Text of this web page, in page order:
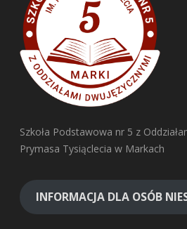
Szkoła Podstawowa nr 5 z
Prymasa Tysiąclecia w Markach
INFORMACJA DLA OSÓB